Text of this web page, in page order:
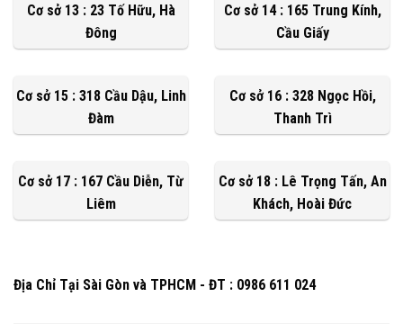
Cơ sở 13 : 23 Tố Hữu, Hà
Đông
Cơ sở 14 : 165 Trung Kính,
Cầu Giấy
Cơ sở 15 : 318 Cầu Dậu, Linh
Đàm
Cơ sở 16 : 328 Ngọc Hồi,
Thanh Trì
Cơ sở 17 : 167 Cầu Diễn, Từ
Liêm
Cơ sở 18 : Lê Trọng Tấn, An
Khách, Hoài Đức
Địa Chỉ Tại Sài Gòn và TPHCM - ĐT : 0986 611 024